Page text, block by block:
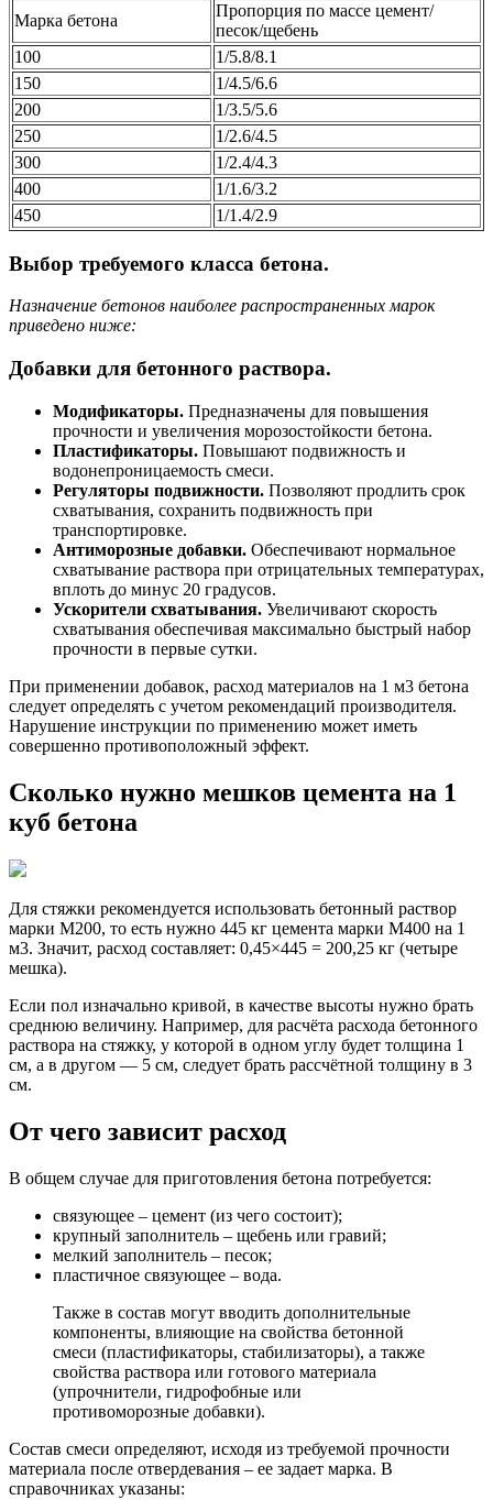
Марка бетона
Пропорция по массе цемент/
песок/щебень
100
1/5.8/8.1
150
1/4.5/6.6
200
1/3.5/5.6
250
1/2.6/4.5
300
1/2.4/4.3
400
1/1.6/3.2
450
1/1.4/2.9
Выбор требуемого класса бетона.
Назначение бетонов наиболее распространенных марок
приведено ниже:
Добавки для бетонного раствора.
Модификаторы. Предназначены для повышения
прочности и увеличения морозостойкости бетона.
Пластификаторы. Повышают подвижность и
водонепроницаемость смеси.
Регуляторы подвижности. Позволяют продлить срок
схватывания, сохранить подвижность при
транспортировке.
Антиморозные добавки. Обеспечивают нормальное
схватывание раствора при отрицательных температурах,
вплоть до минус 20 градусов.
Ускорители схватывания. Увеличивают скорость
схватывания обеспечивая максимально быстрый набор
прочности в первые сутки.
При применении добавок, расход материалов на 1 м3 бетона
следует определять с учетом рекомендаций производителя.
Нарушение инструкции по применению может иметь
совершенно противоположный эффект.
Сколько нужно мешков цемента на 1
куб бетона
Для стяжки рекомендуется использовать бетонный раствор
марки М200, то есть нужно 445 кг цемента марки М400 на 1
м3. Значит, расход составляет: 0,45×445 = 200,25 кг (четыре
мешка).
Если пол изначально кривой, в качестве высоты нужно брать
среднюю величину. Например, для расчёта расхода бетонного
раствора на стяжку, у которой в одном углу будет толщина 1
см, а в другом — 5 см, следует брать рассчётной толщину в 3
см.
От чего зависит расход
В общем случае для приготовления бетона потребуется:
связующее – цемент (из чего состоит);
крупный заполнитель – щебень или гравий;
мелкий заполнитель – песок;
пластичное связующее – вода.
Также в состав могут вводить дополнительные
компоненты, влияющие на свойства бетонной
смеси (пластификаторы, стабилизаторы), а также
свойства раствора или готового материала
(упрочнители, гидрофобные или
противоморозные добавки).
Состав смеси определяют, исходя из требуемой прочности
материала после отвердевания – ее задает марка. В
справочниках указаны: